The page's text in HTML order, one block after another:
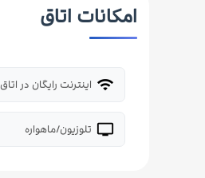
امکانات اتاق
wifi اینترنت رایگان در اتاق
tv تلوزیون/ماهواره